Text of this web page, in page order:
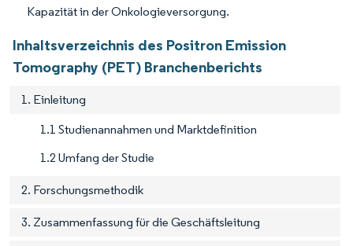
Kapazität in der Onkologieversorgung.
Inhaltsverzeichnis des Positron Emission
Tomography (PET) Branchenberichts
1. Einleitung
1.1 Studienannahmen und Marktdefinition
1.2 Umfang der Studie
2. Forschungsmethodik
3. Zusammenfassung für die Geschäftsleitung